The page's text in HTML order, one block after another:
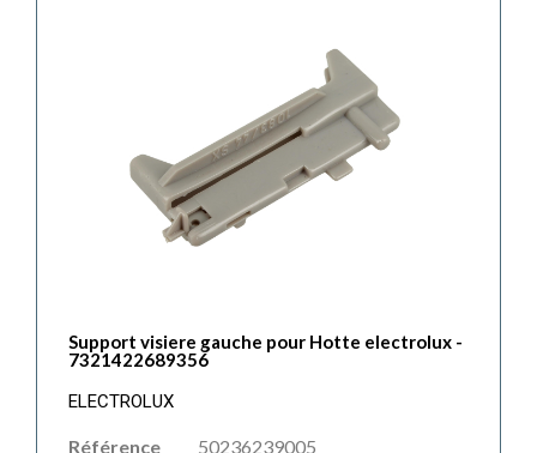
Support visiere gauche pour Hotte electrolux -
7321422689356
ELECTROLUX
Référence 50236239005